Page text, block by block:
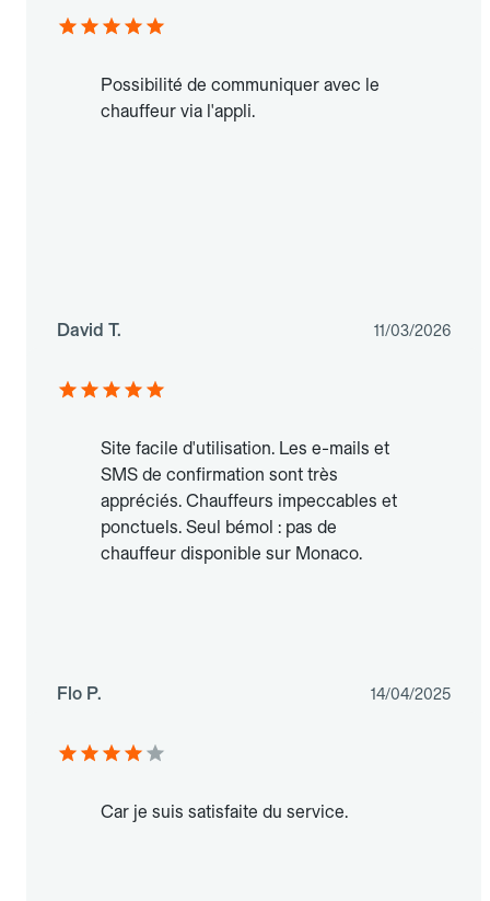
Possibilité de communiquer avec le
chauffeur via l'appli.
David T. 11/03/2026
Site facile d'utilisation. Les e-mails et
SMS de confirmation sont très
appréciés. Chauffeurs impeccables et
ponctuels. Seul bémol : pas de
chauffeur disponible sur Monaco.
Flo P. 14/04/2025
Car je suis satisfaite du service.